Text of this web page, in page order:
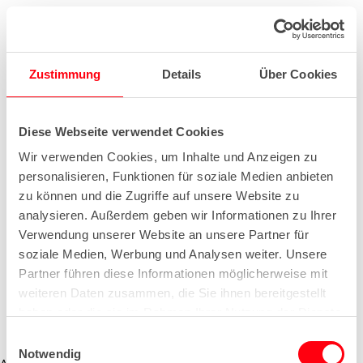
Zustimmung Details Über Cookies
Diese Webseite verwendet Cookies
Wir verwenden Cookies, um Inhalte und Anzeigen zu
personalisieren, Funktionen für soziale Medien anbieten
zu können und die Zugriffe auf unsere Website zu
analysieren. Außerdem geben wir Informationen zu Ihrer
Verwendung unserer Website an unsere Partner für
soziale Medien, Werbung und Analysen weiter. Unsere
Partner führen diese Informationen möglicherweise mit
weiteren Daten zusammen, die Sie ihnen bereitgestellt
Notwendig